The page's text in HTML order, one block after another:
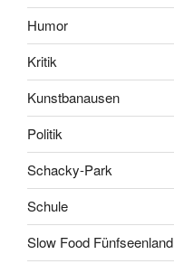
Humor
Kritik
Kunstbanausen
Politik
Schacky-Park
Schule
Slow Food Fünfseenland